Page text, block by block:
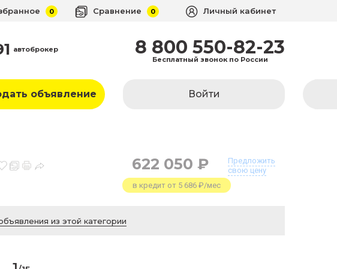
0 Сравнение 0 Личный кабинет
автоброкер 8 800 550-82-23
Бесплатный звонок по России
объявление Войти
622 050 ₽
Предложить
свою цену
в кредит от 5 686 ₽/мес
из этой категории